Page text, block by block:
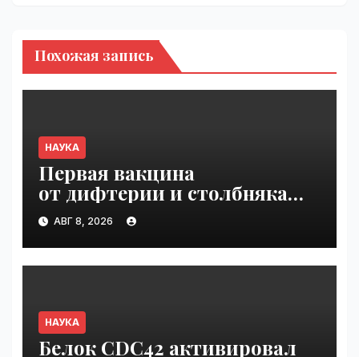
Похожая запись
НАУКА
Первая вакцина
от дифтерии и столбняка
с хранением без
холодильника прошла
первую фазу испытаний |
VseTime.ru
АВГ 8, 2026
НАУКА
Белок CDC42 активировал